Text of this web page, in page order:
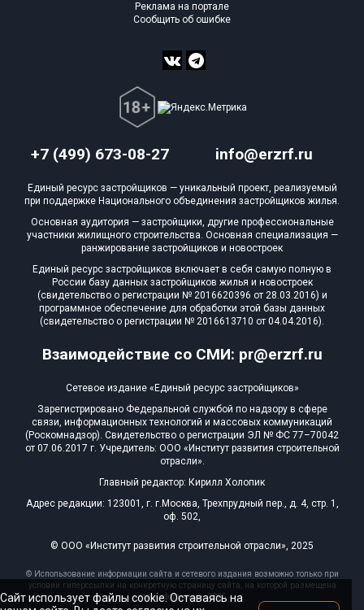
+7 (499) 673-08-27 info@erzrf.ru
Взаимодействие со СМИ: pr@erzrf.ru
Реклама на портале
Сообщить об ошибке
Единый ресурс застройщиков — уникальный проект, реализуемый
при поддержке Национального объединения застройщиков жилья.
Основная аудитория — застройщики, другие профессиональные
участники жилищного строительства. Основная специализация —
ранжирование застройщиков и новостроек
Единый ресурс застройщиков включает в себя самую полную в
России базу данных застройщиков жилья и новостроек
(свидетельство о регистрации № 2016620396 от 28.03.2016) и
программное обеспечение для обработки этой базы данных
(свидетельство о регистрации № 2016613710 от 04.04.2016).
Сетевое издание «Единый ресурс застройщиков»
Зарегистрировано Федеральной службой по надзору в сфере
связи, информационных технологий и массовых коммуникаций
(Роскомнадзор). Свидетельство о регистрации ЭЛ № ФС 77–70042
от 07.06.2017 г. Учредитель: ООО «Институт развития строительной
отрасли».
Главный редактор: Кирилл Холопик
Адрес редакции: 123001, г. г.Москва, Трехпрудный пер., д. 4, стр. 1,
оф. 502,
© ООО «Институт развития строительной отрасли», 2025
© Использование информации сайта и сетевого издания возможно только при
условии гиперссылки на конкретную страницу сайта, на которой размещена
эта информация, 2025
Сайт использует файлы cookie. Оставаясь на